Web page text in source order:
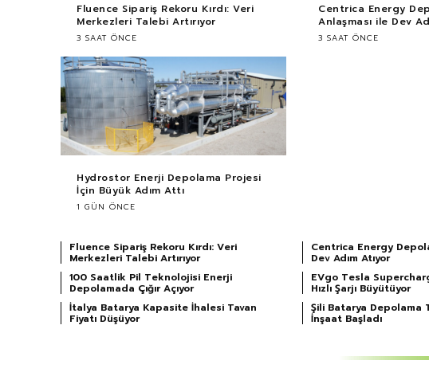
Fluence Sipariş Rekoru Kırdı: Veri
Merkezleri Talebi Artırıyor
3 SAAT ÖNCE
Centrica Energy
Anlaşması ile Dev
3 SAAT ÖNCE
Hydrostor Enerji Depolama Projesi
İçin Büyük Adım Attı
1 GÜN ÖNCE
Fluence Sipariş Rekoru Kırdı: Veri
Merkezleri Talebi Artırıyor
Centrica Energy
Dev Adım Atıyor
100 Saatlik Pil Teknolojisi Enerji
Depolamada Çığır Açıyor
EVgo Tesla
Hızlı Şarjı Büyütüyor
İtalya Batarya Kapasite İhalesi Tavan
Fiyatı Düşüyor
Şili Batarya Depolama
İnşaat Başladı